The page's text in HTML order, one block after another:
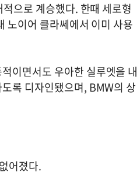
으로 계승했다. 한때 세로형
노이어 클라쎄에서 이미 사용
이면서도 우아한 실루엣을 내
록 디자인됐으며, BMW의 상
어졌다.